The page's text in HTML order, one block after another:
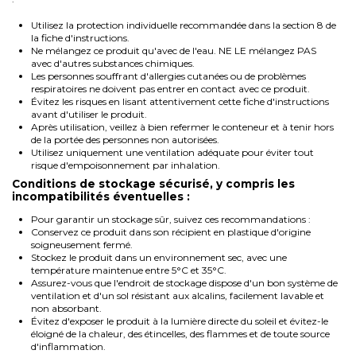
Utilisez la protection individuelle recommandée dans la section 8 de
la fiche d'instructions.
Ne mélangez ce produit qu'avec de l'eau. NE LE mélangez PAS
avec d'autres substances chimiques.
Les personnes souffrant d'allergies cutanées ou de problèmes
respiratoires ne doivent pas entrer en contact avec ce produit.
Évitez les risques en lisant attentivement cette fiche d'instructions
avant d'utiliser le produit.
Après utilisation, veillez à bien refermer le conteneur et à tenir hors
de la portée des personnes non autorisées.
Utilisez uniquement une ventilation adéquate pour éviter tout
risque d'empoisonnement par inhalation.
Conditions de stockage sécurisé, y compris les
incompatibilités éventuelles :
Pour garantir un stockage sûr, suivez ces recommandations :
Conservez ce produit dans son récipient en plastique d'origine
soigneusement fermé.
Stockez le produit dans un environnement sec, avec une
température maintenue entre 5°C et 35°C.
Assurez-vous que l'endroit de stockage dispose d'un bon système de
ventilation et d'un sol résistant aux alcalins, facilement lavable et
non absorbant.
Évitez d'exposer le produit à la lumière directe du soleil et évitez-le
éloigné de la chaleur, des étincelles, des flammes et de toute source
d'inflammation.